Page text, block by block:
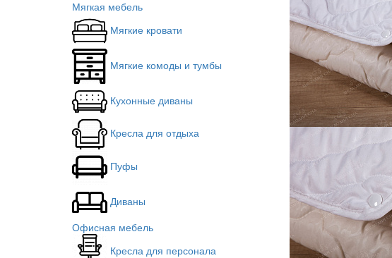
Мягкая мебель
Мягкие кровати
Мягкие комоды и тумбы
Кухонные диваны
Кресла для отдыха
Пуфы
Диваны
Офисная мебель
Кресла для персонала